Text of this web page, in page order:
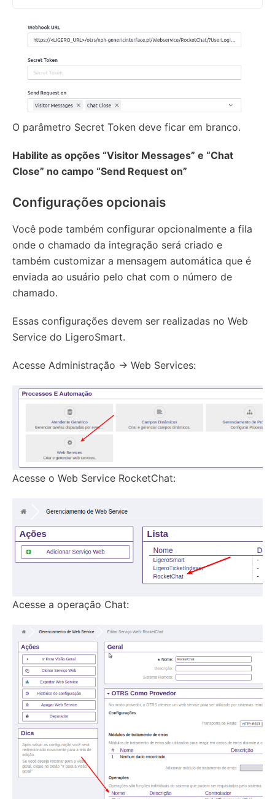
O parâmetro Secret Token deve ficar em branco.
Habilite as opções “Visitor Messages” e “Chat
Close” no campo “Send Request on”
Configurações opcionais
Você pode também configurar opcionalmente a fila
onde o chamado da integração será criado e
também customizar a mensagem automática que é
enviada ao usuário pelo chat com o número de
chamado.
Essas configurações devem ser realizadas no Web
Service do LigeroSmart.
Acesse Administração -> Web Services:
Acesse o Web Service RocketChat:
Acesse a operação Chat: